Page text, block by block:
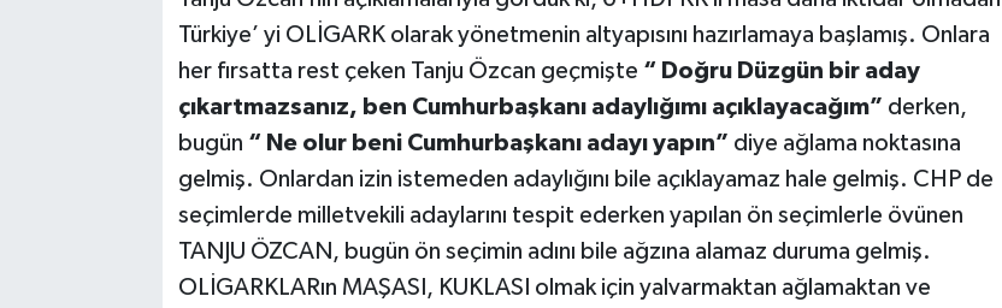
Türkiye’ yi OLİGARK olarak yönetmenin altyapısını hazırlamaya başlamış. Onlara
her fırsatta rest çeken Tanju Özcan geçmişte “ Doğru Düzgün bir aday
çıkartmazsanız, ben Cumhurbaşkanı adaylığımı açıklayacağım” derken,
bugün “ Ne olur beni Cumhurbaşkanı adayı yapın” diye ağlama noktasına
gelmiş. Onlardan izin istemeden adaylığını bile açıklayamaz hale gelmiş. CHP de
seçimlerde milletvekili adaylarını tespit ederken yapılan ön seçimlerle övünen
TANJU ÖZCAN, bugün ön seçimin adını bile ağzına alamaz duruma gelmiş.
OLİGARKLARın MAŞASI, KUKLASI olmak için yalvarmaktan ağlamaktan ve